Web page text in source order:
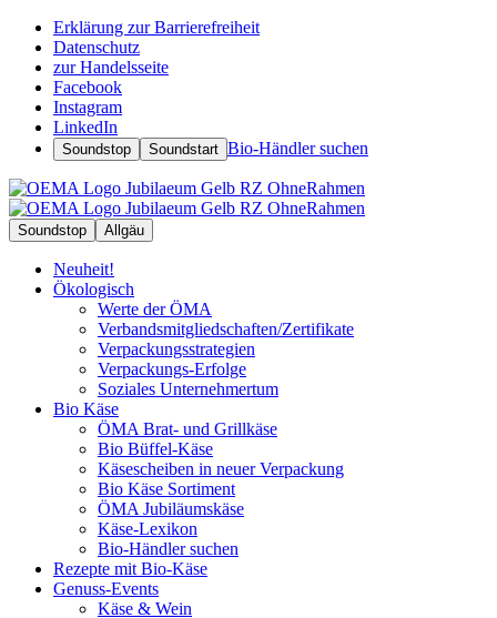
Erklärung zur Barrierefreiheit
Datenschutz
zur Handelsseite
Facebook
Instagram
LinkedIn
Soundstop Soundstart Bio-Händler suchen
Soundstop Allgäu
Neuheit!
Ökologisch
Werte der ÖMA
Verbandsmitgliedschaften/Zertifikate
Verpackungsstrategien
Verpackungs-Erfolge
Soziales Unternehmertum
Bio Käse
ÖMA Brat- und Grillkäse
Bio Büffel-Käse
Käsescheiben in neuer Verpackung
Bio Käse Sortiment
ÖMA Jubiläumskäse
Käse-Lexikon
Bio-Händler suchen
Rezepte mit Bio-Käse
Genuss-Events
Käse & Wein